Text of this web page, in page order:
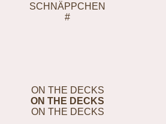
SCHNÄPPCHEN
#
ON THE DECKS
ON THE DECKS
ON THE DECKS